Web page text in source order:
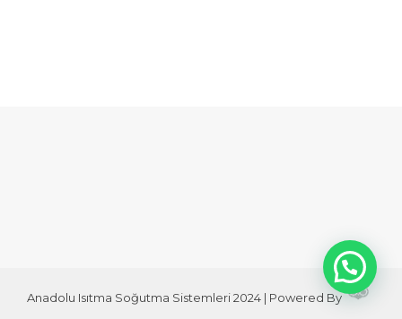
Anadolu Isıtma Soğutma Sistemleri 2024 | Powered By